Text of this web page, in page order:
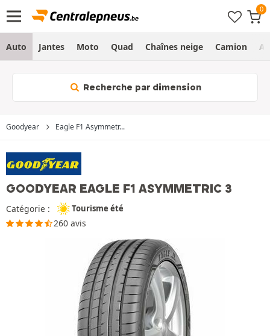
Auto Jantes Moto Quad Chaînes neige Camion
Recherche par dimension
Goodyear Eagle F1 Asymmetr...
GOODYEAR EAGLE F1 ASYMMETRIC 3
Catégorie : Tourisme été
260 avis